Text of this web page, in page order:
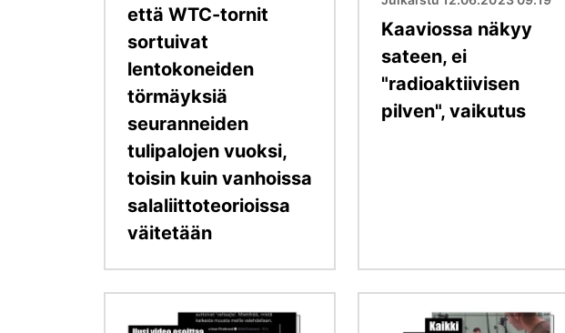
että WTC-tornit
sortuivat
lentokoneiden
törmäyksiä
seuranneiden
tulipalojen vuoksi,
toisin kuin vanhoissa
salaliittoteorioissa
väitetään
Kaaviossa näkyy
sateen, ei
"radioaktiivisen
pilven", vaikutus